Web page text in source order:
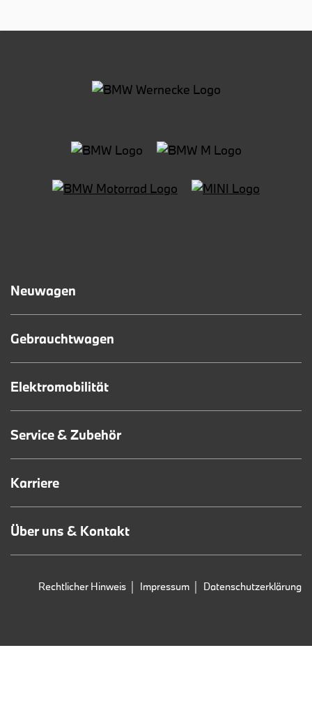
Neuwagen
Gebrauchtwagen
Elektromobilität
Service & Zubehör
Karriere
Über uns & Kontakt
Rechtlicher Hinweis Impressum Datenschutzerklärung